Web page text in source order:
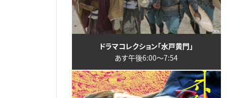
ドラマコレクション「水戸黄門」
あす午後6:00〜7:54